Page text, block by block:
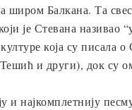
Балкана. Та
је Стевана
културе која су
и други), док
и најкомплетнију